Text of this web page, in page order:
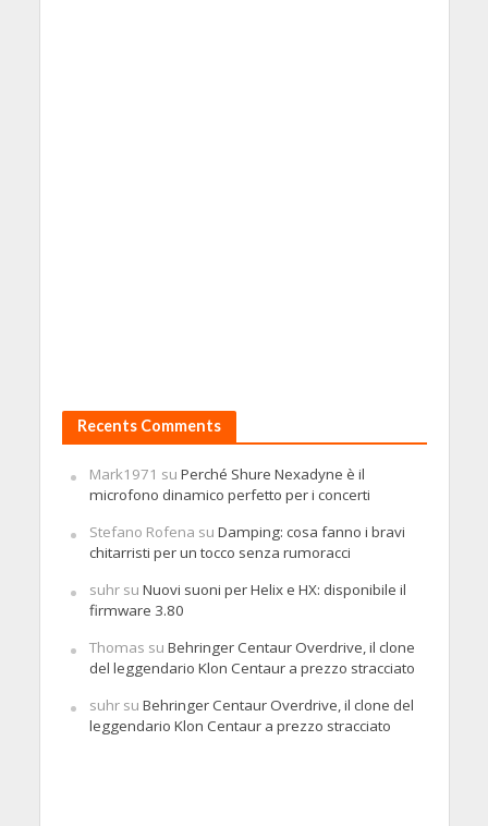
Recents Comments
Mark1971 su Perché Shure Nexadyne è il
microfono dinamico perfetto per i concerti
Stefano Rofena su Damping: cosa fanno i bravi
chitarristi per un tocco senza rumoracci
suhrsu Nuovi suoni per Helix e HX: disponibile il
firmware 3.80
Thomas su Behringer Centaur Overdrive, il clone
del leggendario Klon Centaur a prezzo stracciato
suhrsu Behringer Centaur Overdrive, il clone del
leggendario Klon Centaur a prezzo stracciato